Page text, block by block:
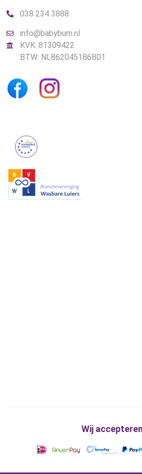
038 234 3888
info@babybum.nl
KVK: 81309422
BTW: NL862045186B01
Wij accepteren